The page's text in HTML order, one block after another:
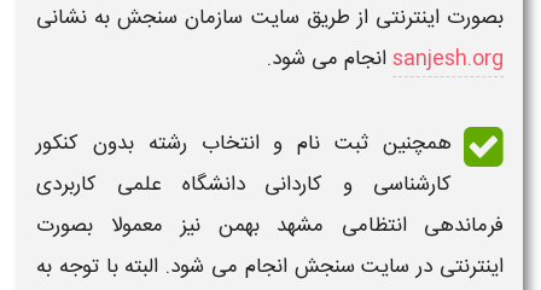
بصورت اینترنتی از طریق سایت سازمان سنجش به نشانی
sanjesh.orgانجام می شود.
همچنین ثبت نام و انتخاب رشته بدون کنکور
کارشناسی و کاردانی دانشگاه علمی کاربردی
فرماندهی انتظامی مشهد بهمن نیز معمولا بصورت
اینترنتی در سایت سنجش انجام می شود. البته با توجه به